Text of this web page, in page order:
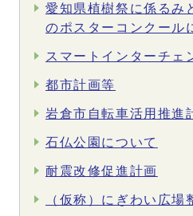
愛知県植樹祭に係るみ
のポスターコンクール
スマートインターチェ
都市計画等
岩倉市自転車活用推進
石仏公園について
耐震改修促進計画
（仮称）にぎわい広場